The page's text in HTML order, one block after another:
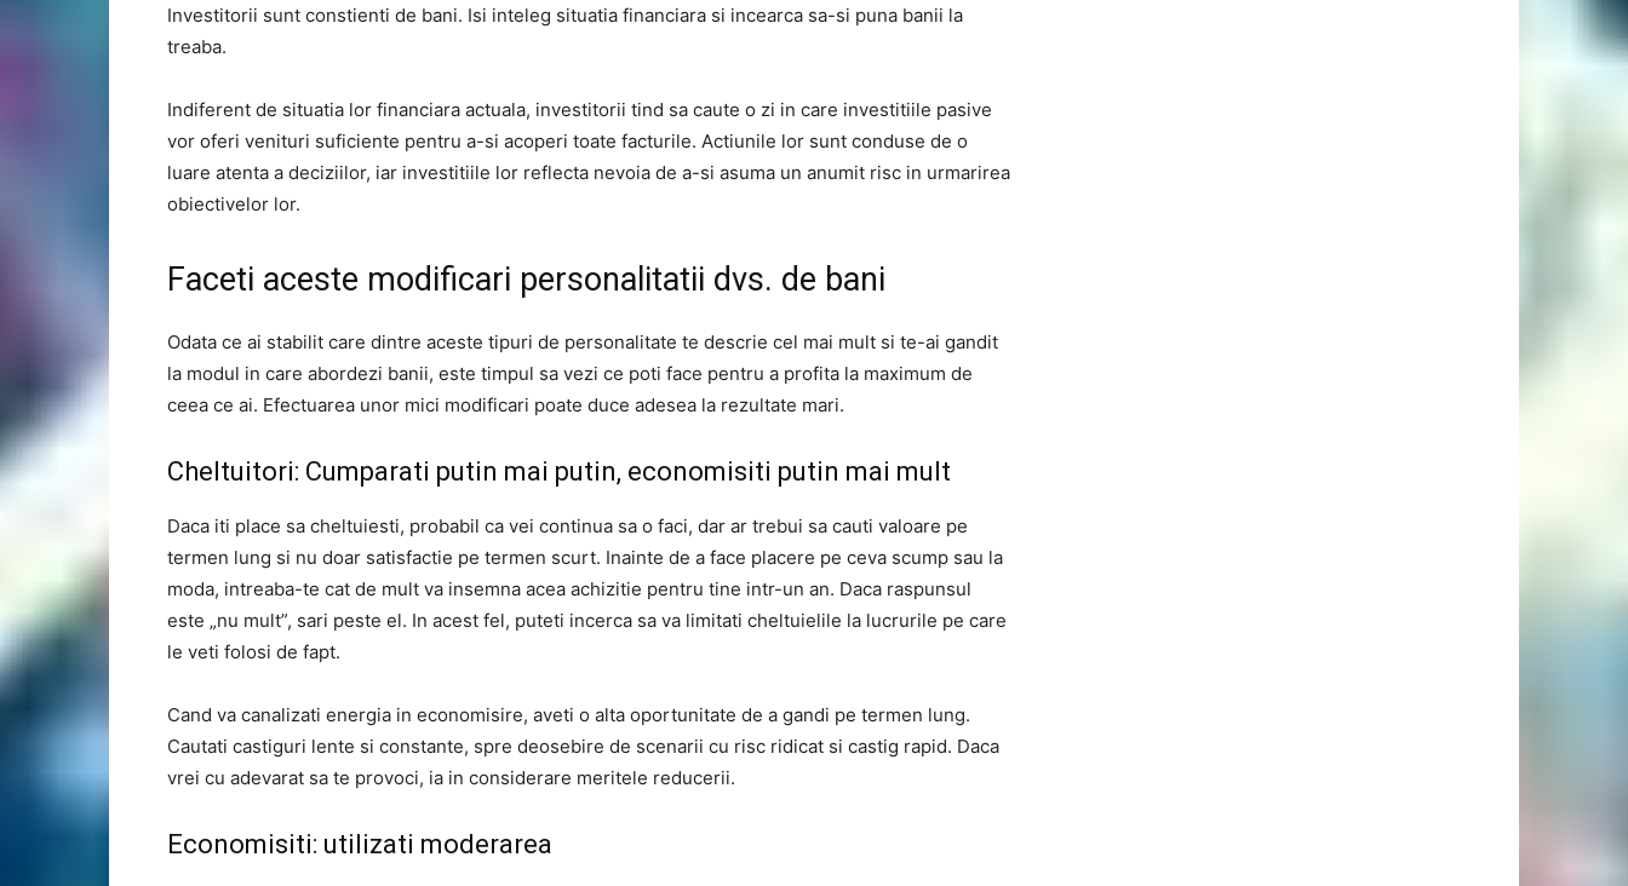
Investitorii sunt constienti de bani. Isi inteleg situatia financiara si incearca sa-si puna banii la
treaba.
Indiferent de situatia lor financiara actuala, investitorii tind sa caute o zi in care investitiile pasive
vor oferi venituri suficiente pentru a-si acoperi toate facturile. Actiunile lor sunt conduse de o
luare atenta a deciziilor, iar investitiile lor reflecta nevoia de a-si asuma un anumit risc in urmarirea
obiectivelor lor.
Faceti aceste modificari personalitatii dvs. de bani
Odata ce ai stabilit care dintre aceste tipuri de personalitate te descrie cel mai mult si te-ai gandit
la modul in care abordezi banii, este timpul sa vezi ce poti face pentru a profita la maximum de
ceea ce ai. Efectuarea unor mici modificari poate duce adesea la rezultate mari.
Cheltuitori: Cumparati putin mai putin, economisiti putin mai mult
Daca iti place sa cheltuiesti, probabil ca vei continua sa o faci, dar ar trebui sa cauti valoare pe
termen lung si nu doar satisfactie pe termen scurt. Inainte de a face placere pe ceva scump sau la
moda, intreaba-te cat de mult va insemna acea achizitie pentru tine intr-un an. Daca raspunsul
este „nu mult”, sari peste el. In acest fel, puteti incerca sa va limitati cheltuielile la lucrurile pe care
le veti folosi de fapt.
Cand va canalizati energia in economisire, aveti o alta oportunitate de a gandi pe termen lung.
Cautati castiguri lente si constante, spre deosebire de scenarii cu risc ridicat si castig rapid. Daca
vrei cu adevarat sa te provoci, ia in considerare meritele reducerii.
Economisiti: utilizati moderarea